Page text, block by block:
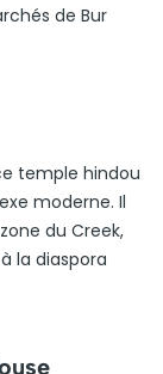
de Bur
temple hindou
moderne. Il
du Creek,
la diaspora